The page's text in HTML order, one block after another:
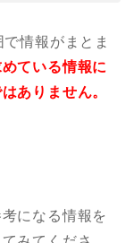
情報がまとま
ている情報に
ありません。
になる情報を